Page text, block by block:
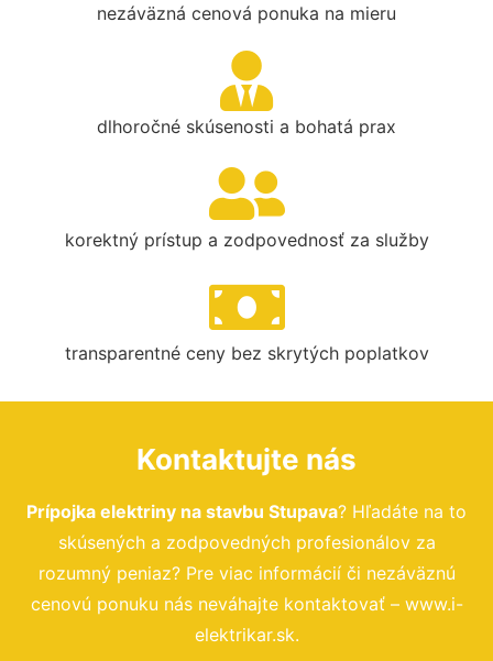
nezáväzná cenová ponuka na mieru
dlhoročné skúsenosti a bohatá prax
korektný prístup a zodpovednosť za služby
transparentné ceny bez skrytých poplatkov
Kontaktujte nás
Prípojka elektriny na stavbu Stupava? Hľadáte na to
skúsených a zodpovedných profesionálov za
rozumný peniaz? Pre viac informácií či nezáväznú
cenovú ponuku nás neváhajte kontaktovať – www.i-
elektrikar.sk.